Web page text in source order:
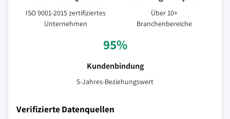
ISO 9001-2015 zertifiziertes
Unternehmen
Über 10+
Branchenbereiche
95%
Kundenbindung
5-Jahres-Beziehungswert
Verifizierte Datenquellen